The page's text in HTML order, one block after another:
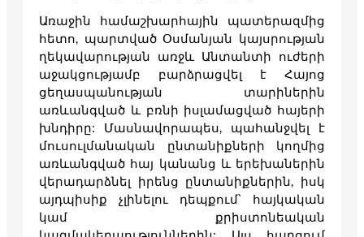
Առաջին համաշխարհային պատերազմից
հետո, պարտված Օսմանյան կայսրության
ղեկավարության առջև Անտանտի ուժերի
աջակցությամբ բարձրացվել է Հայոց
ցեղասպանության տարիներին
առևանգված և բռնի իսլամացված հայերի
խնդիրը: Մասնավորապես, պահանջվել է
մուսուլմանական ընտանիքների կողմից
առևանգված հայ կանանց և երեխաներին
վերադարձնել իրենց ընտանիքներին, իսկ
այդպիսիք չլինելու դեպքում՝ հայկական
կամ քրիստոնեական